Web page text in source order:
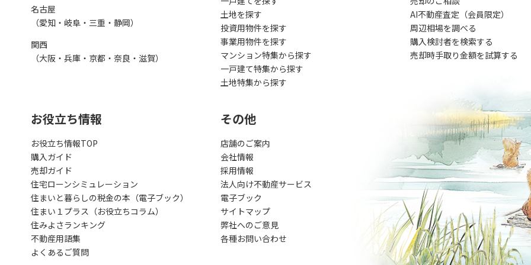
名古屋
（愛知・岐阜・三重・静岡）
関西
（大阪・兵庫・京都・奈良・滋賀）
土地を探す
投資用物件を探す
事業用物件を探す
マンション特集から探す
一戸建て特集から探す
土地特集から探す
AI不動産査定（会員限定）
周辺相場を調べる
購入検討者を検索する
売却時手取り金額を試算する
お役立ち情報
お役立ち情報TOP
購入ガイド
売却ガイド
住宅ローンシミュレーション
住まいと暮らしの税金の本（電子ブック）
住まい１プラス（お役立ちコラム）
住みよさランキング
不動産用語集
よくあるご質問
その他
店舗のご案内
会社情報
採用情報
法人向け不動産サービス
電子ブック
サイトマップ
弊社へのご意見
各種お問い合わせ